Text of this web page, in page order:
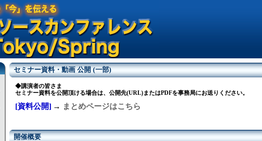
セミナー資料・動画 公開 (一部)
◆講演者の皆さま
セミナー資料を公開頂ける場合は、公開先(URL)またはPDFを事務局にお送りください。
[資料公開] → まとめページはこちら
開催概要